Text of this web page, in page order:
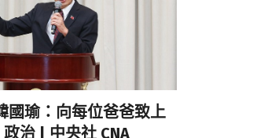
瑜：向每位爸爸致上
治 | 中央社 CNA